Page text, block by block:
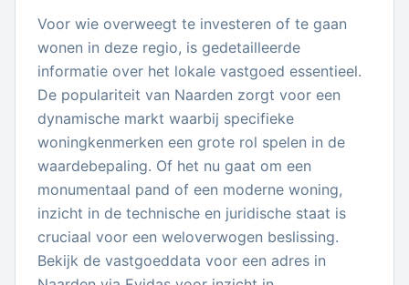
Voor wie overweegt te investeren of te gaan
wonen in deze regio, is gedetailleerde
informatie over het lokale vastgoed essentieel.
De populariteit van Naarden zorgt voor een
dynamische markt waarbij specifieke
woningkenmerken een grote rol spelen in de
waardebepaling. Of het nu gaat om een
monumentaal pand of een moderne woning,
inzicht in de technische en juridische staat is
cruciaal voor een weloverwogen beslissing.
Bekijk de vastgoeddata voor een adres in